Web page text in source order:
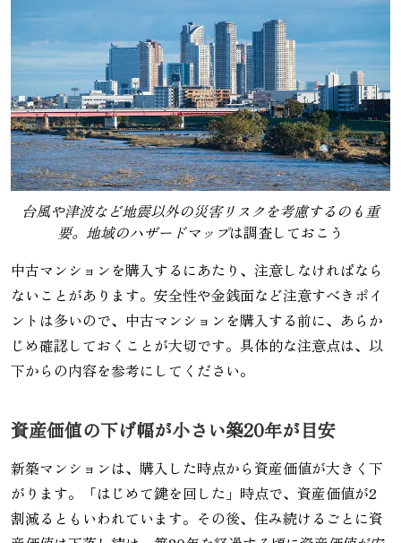
台風や津波など地震以外の災害リスクを考慮するのも重
要。地域のハザードマップは調査しておこう
中古マンションを購入するにあたり、注意しなければなら
ないことがあります。安全性や金銭面など注意すべきポイ
ントは多いので、中古マンションを購入する前に、あらか
じめ確認しておくことが大切です。具体的な注意点は、以
下からの内容を参考にしてください。
資産価値の下げ幅が小さい築20年が目安
新築マンションは、購入した時点から資産価値が大きく下
がります。「はじめて鍵を回した」時点で、資産価値が2
割減るともいわれています。その後、住み続けるごとに資